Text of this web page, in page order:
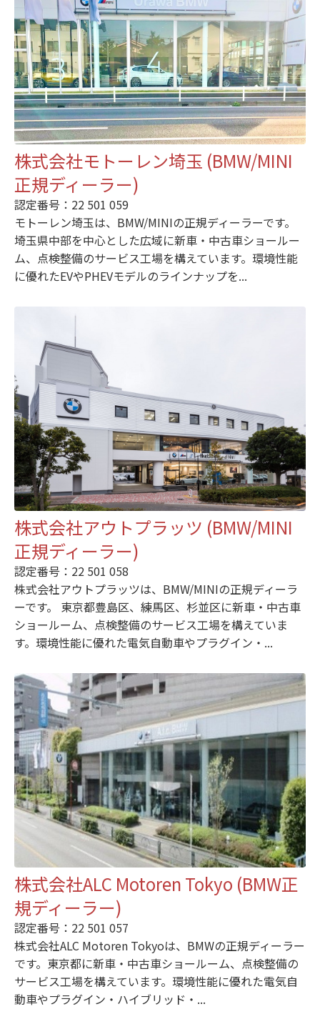
株式会社モトーレン埼玉 (BMW/MINI
正規ディーラー)
認定番号：22 501 059
モトーレン埼玉は、BMW/MINIの正規ディーラーです。
埼玉県中部を中心とした広域に新車・中古車ショールー
ム、点検整備のサービス工場を構えています。環境性能
に優れたEVやPHEVモデルのラインナップを...
株式会社アウトプラッツ (BMW/MINI
正規ディーラー)
認定番号：22 501 058
株式会社アウトプラッツは、BMW/MINIの正規ディーラ
ーです。 東京都豊島区、練馬区、杉並区に新車・中古車
ショールーム、点検整備のサービス工場を構えていま
す。環境性能に優れた電気自動車やプラグイン・...
株式会社ALC Motoren Tokyo (BMW正
規ディーラー)
認定番号：22 501 057
株式会社ALC Motoren Tokyoは、BMWの正規ディーラー
です。東京都に新車・中古車ショールーム、点検整備の
サービス工場を構えています。環境性能に優れた電気自
動車やプラグイン・ハイブリッド・...